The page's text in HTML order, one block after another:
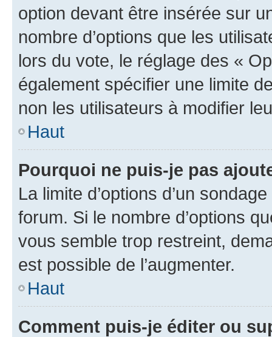
option devant être insérée sur
nombre d’options que les
lors du vote, le réglage des «
également spécifier une limite
non les utilisateurs à modifier
Haut
Pourquoi ne puis-je pas
La limite d’options d’un
forum. Si le nombre d’options
vous semble trop restreint,
est possible de l’augmenter.
Haut
Comment puis-je éditer ou